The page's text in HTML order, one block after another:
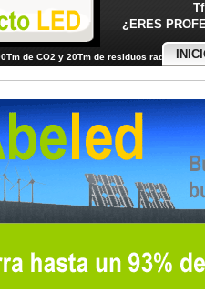
¿ERES
de CO2 y 20Tm de residuos radiactivos